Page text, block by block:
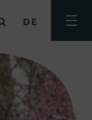
DE Menü